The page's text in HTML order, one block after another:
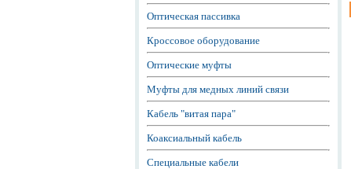
Оптическая пассивка
Кроссовое оборудование
Оптические муфты
Муфты для медных линий связи
Кабель "витая пара"
Коаксиальный кабель
Специальные кабели